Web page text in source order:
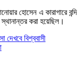
হোসেন এ কারাগারে বন্দি
করা হয়েছিল।
বিশ্ববাসী